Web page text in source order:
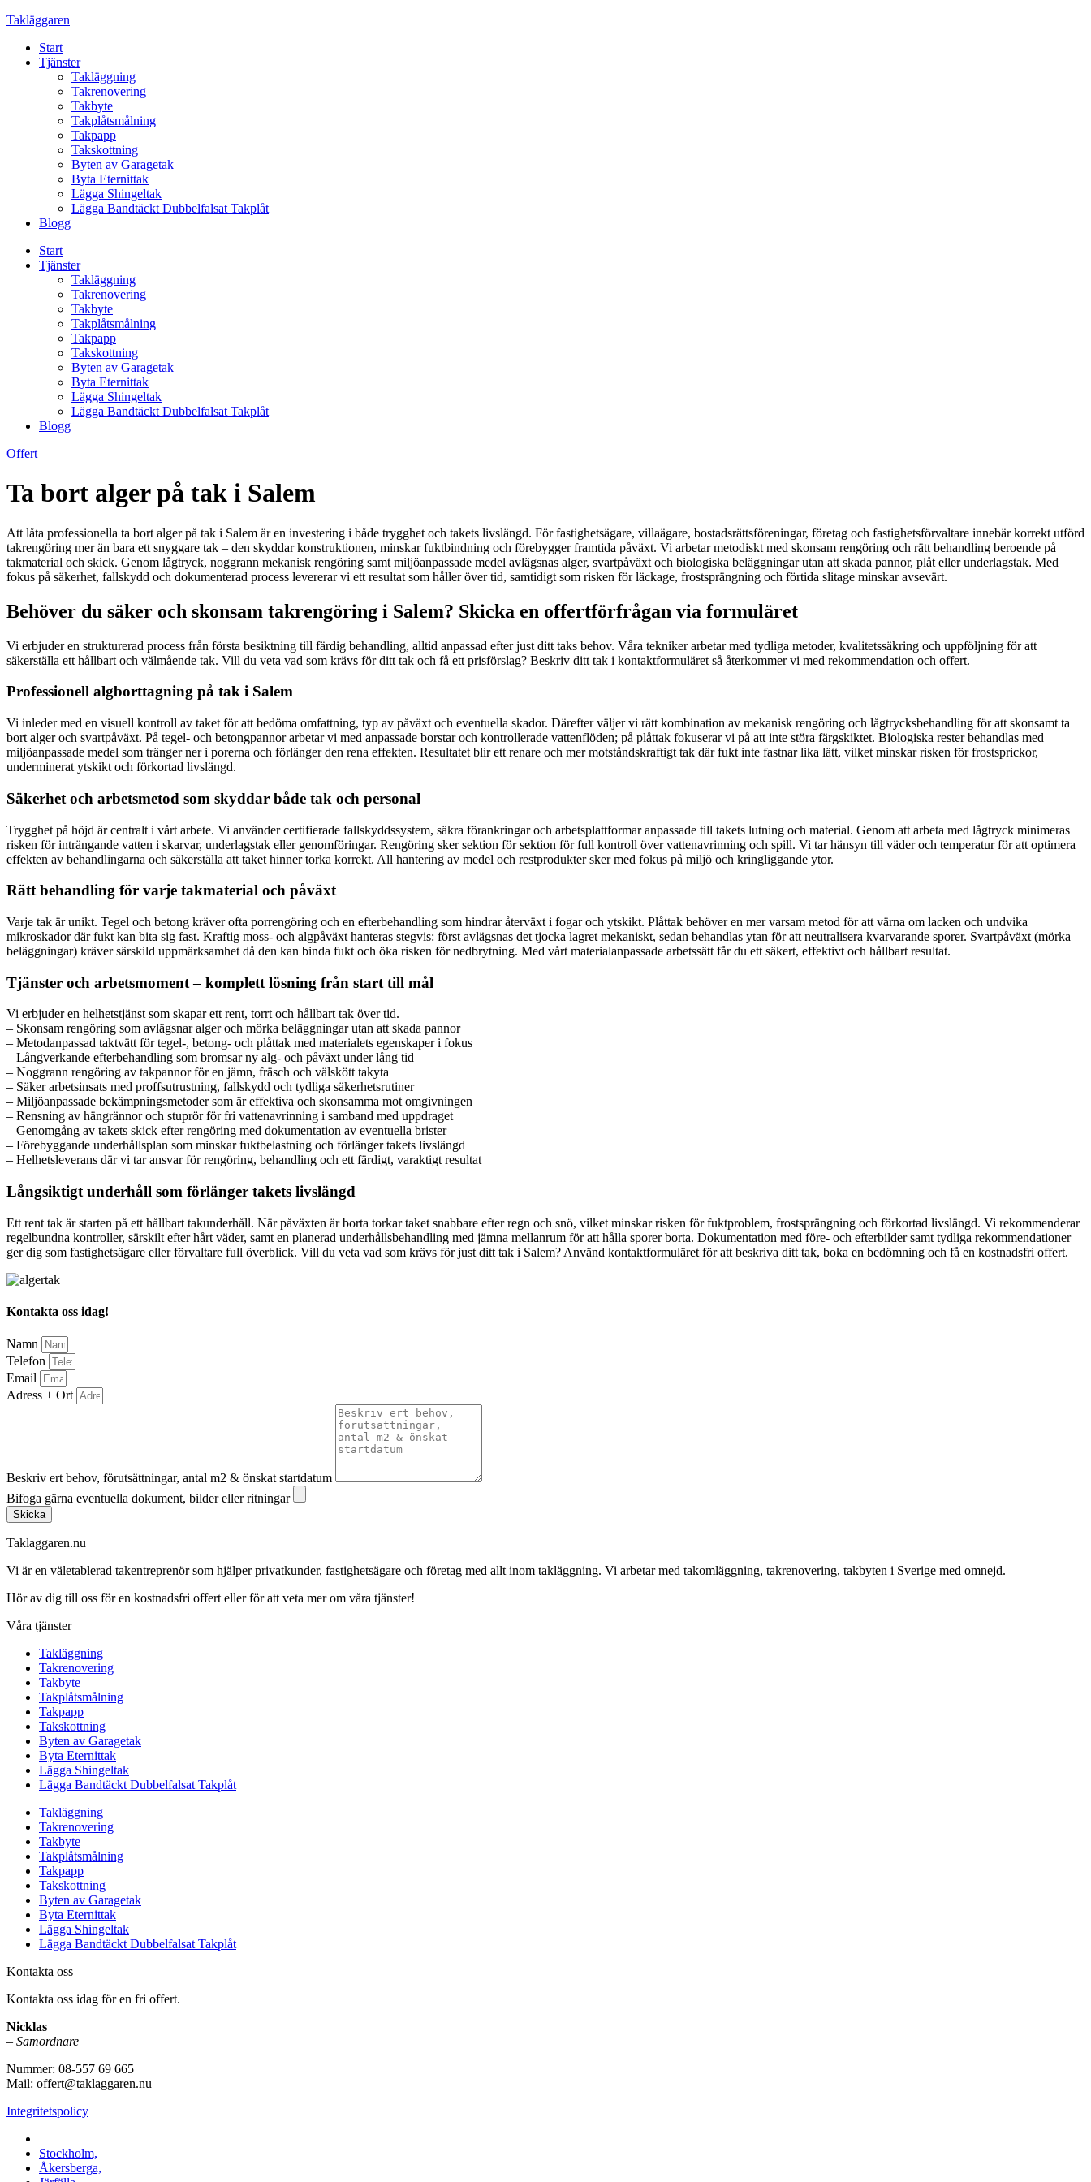
Skip
content
Takläggaren
Start
Tjänster
Takläggning
Takrenovering
Takbyte
Takplåtsmålning
Takpapp
Takskottning
Byten av Garagetak
Byta Eternittak
Lägga Shingeltak
Lägga Bandtäckt Dubbelfalsat Takplåt
Blogg
Start
Tjänster
Takläggning
Takrenovering
Takbyte
Takplåtsmålning
Takpapp
Takskottning
Byten av Garagetak
Byta Eternittak
Lägga Shingeltak
Lägga Bandtäckt Dubbelfalsat Takplåt
Blogg
Offert
Ta bort alger på tak i Salem
Att låta professionella ta bort alger på tak i Salem är en investering i både trygghet och takets livslängd. För fastighetsägare, villaägare, bostadsrättsföreningar, företag och fastighetsförvaltare innebär korrekt utförd
takrengöring mer än bara ett snyggare tak – den skyddar konstruktionen, minskar fuktbindning och förebygger framtida påväxt. Vi arbetar metodiskt med skonsam rengöring och rätt behandling beroende på
takmaterial och skick. Genom lågtryck, noggrann mekanisk rengöring samt miljöanpassade medel avlägsnas alger, svartpåväxt och biologiska beläggningar utan att skada pannor, plåt eller underlagstak. Med
fokus på säkerhet, fallskydd och dokumenterad process levererar vi ett resultat som håller över tid, samtidigt som risken för läckage, frostsprängning och förtida slitage minskar avsevärt.
Behöver du säker och skonsam takrengöring i Salem? Skicka en offertförfrågan via formuläret
Vi erbjuder en strukturerad process från första besiktning till färdig behandling, alltid anpassad efter just ditt taks behov. Våra tekniker arbetar med tydliga metoder, kvalitetssäkring och uppföljning för att
säkerställa ett hållbart och välmående tak. Vill du veta vad som krävs för ditt tak och få ett prisförslag? Beskriv ditt tak i kontaktformuläret så återkommer vi med rekommendation och offert.
Professionell algborttagning på tak i Salem
Vi inleder med en visuell kontroll av taket för att bedöma omfattning, typ av påväxt och eventuella skador. Därefter väljer vi rätt kombination av mekanisk rengöring och lågtrycksbehandling för att skonsamt ta
bort alger och svartpåväxt. På tegel- och betongpannor arbetar vi med anpassade borstar och kontrollerade vattenflöden; på plåttak fokuserar vi på att inte störa färgskiktet. Biologiska rester behandlas med
miljöanpassade medel som tränger ner i porerna och förlänger den rena effekten. Resultatet blir ett renare och mer motståndskraftigt tak där fukt inte fastnar lika lätt, vilket minskar risken för frostsprickor,
underminerat ytskikt och förkortad livslängd.
Säkerhet och arbetsmetod som skyddar både tak och personal
Trygghet på höjd är centralt i vårt arbete. Vi använder certifierade fallskyddssystem, säkra förankringar och arbetsplattformar anpassade till takets lutning och material. Genom att arbeta med lågtryck minimeras
risken för inträngande vatten i skarvar, underlagstak eller genomföringar. Rengöring sker sektion för sektion för full kontroll över vattenavrinning och spill. Vi tar hänsyn till väder och temperatur för att optimera
effekten av behandlingarna och säkerställa att taket hinner torka korrekt. All hantering av medel och restprodukter sker med fokus på miljö och kringliggande ytor.
Rätt behandling för varje takmaterial och påväxt
Varje tak är unikt. Tegel och betong kräver ofta porrengöring och en efterbehandling som hindrar återväxt i fogar och ytskikt. Plåttak behöver en mer varsam metod för att värna om lacken och undvika
mikroskador där fukt kan bita sig fast. Kraftig moss- och algpåväxt hanteras stegvis: först avlägsnas det tjocka lagret mekaniskt, sedan behandlas ytan för att neutralisera kvarvarande sporer. Svartpåväxt (mörka
beläggningar) kräver särskild uppmärksamhet då den kan binda fukt och öka risken för nedbrytning. Med vårt materialanpassade arbetssätt får du ett säkert, effektivt och hållbart resultat.
Tjänster och arbetsmoment – komplett lösning från start till mål
Vi erbjuder en helhetstjänst som skapar ett rent, torrt och hållbart tak över tid.
– Skonsam rengöring som avlägsnar alger och mörka beläggningar utan att skada pannor
– Metodanpassad taktvätt för tegel-, betong- och plåttak med materialets egenskaper i fokus
– Långverkande efterbehandling som bromsar ny alg- och påväxt under lång tid
– Noggrann rengöring av takpannor för en jämn, fräsch och välskött takyta
– Säker arbetsinsats med proffsutrustning, fallskydd och tydliga säkerhetsrutiner
– Miljöanpassade bekämpningsmetoder som är effektiva och skonsamma mot omgivningen
– Rensning av hängrännor och stuprör för fri vattenavrinning i samband med uppdraget
– Genomgång av takets skick efter rengöring med dokumentation av eventuella brister
– Förebyggande underhållsplan som minskar fuktbelastning och förlänger takets livslängd
– Helhetsleverans där vi tar ansvar för rengöring, behandling och ett färdigt, varaktigt resultat
Långsiktigt underhåll som förlänger takets livslängd
Ett rent tak är starten på ett hållbart takunderhåll. När påväxten är borta torkar taket snabbare efter regn och snö, vilket minskar risken för fuktproblem, frostsprängning och förkortad livslängd. Vi rekommenderar
regelbundna kontroller, särskilt efter hårt väder, samt en planerad underhållsbehandling med jämna mellanrum för att hålla sporer borta. Dokumentation med före- och efterbilder samt tydliga rekommendationer
ger dig som fastighetsägare eller förvaltare full överblick. Vill du veta vad som krävs för just ditt tak i Salem? Använd kontaktformuläret för att beskriva ditt tak, boka en bedömning och få en kostnadsfri offert.
Kontakta oss idag!
Namn
Telefon
Email
Adress + Ort
Beskriv ert behov, förutsättningar, antal m2 & önskat startdatum
Bifoga gärna eventuella dokument, bilder eller ritningar
Skicka
Taklaggaren.nu
Vi är en väletablerad takentreprenör som hjälper privatkunder, fastighetsägare och företag med allt inom takläggning. Vi arbetar med takomläggning, takrenovering, takbyten i Sverige med omnejd.
Hör av dig till oss för en kostnadsfri offert eller för att veta mer om våra tjänster!
Våra tjänster
Takläggning
Takrenovering
Takbyte
Takplåtsmålning
Takpapp
Takskottning
Byten av Garagetak
Byta Eternittak
Lägga Shingeltak
Lägga Bandtäckt Dubbelfalsat Takplåt
Takläggning
Takrenovering
Takbyte
Takplåtsmålning
Takpapp
Takskottning
Byten av Garagetak
Byta Eternittak
Lägga Shingeltak
Lägga Bandtäckt Dubbelfalsat Takplåt
Kontakta oss
Kontakta oss idag för en fri offert.
Nicklas
– Samordnare
Nummer: 08-557 69 665
Mail: offert@taklaggaren.nu
Integritetspolicy
Stockholm,
Åkersberga,